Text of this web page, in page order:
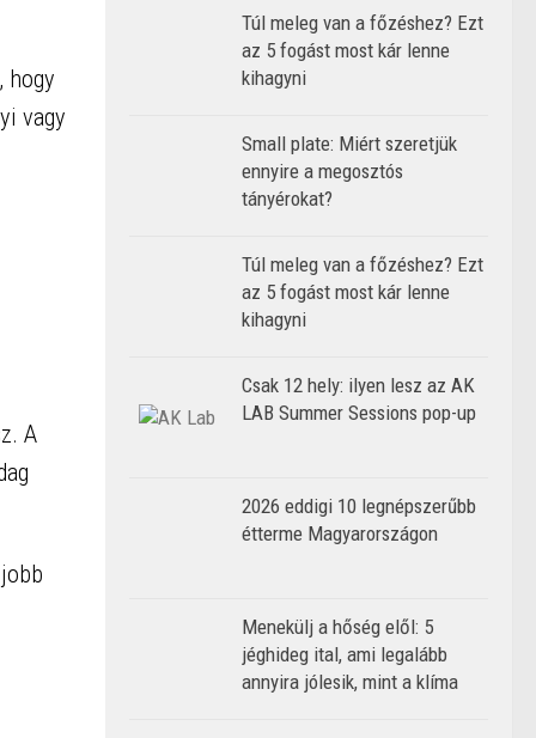
hogy
vagy
A
Túl meleg van a főzéshez? Ezt
az 5 fogást most kár lenne
kihagyni
Small plate: Miért szeretjük
ennyire a megosztós
tányérokat?
Túl meleg van a főzéshez? Ezt
az 5 fogást most kár lenne
kihagyni
Csak 12 hely: ilyen lesz az AK
LAB Summer Sessions pop-up
2026 eddigi 10 legnépszerűbb
étterme Magyarországon
Menekülj a hőség elől: 5
jéghideg ital, ami legalább
annyira jólesik, mint a klíma